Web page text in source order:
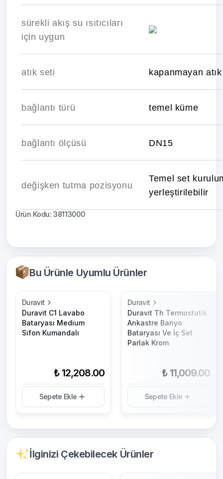
Bu Ürünle Uyumlu Ürünler
Duravit
Duravit C1 Lavabo
Bataryası Medium
Sifon Kumandalı
₺ 12,208.00
Sepete Ekle
Duravit
Duravit Th Termostatik
Ankastre Banyo
Bataryası Ve İç Set
Parlak Krom
₺ 11,009.00
Sepete Ekle
İlginizi Çekebilecek Ürünler
sürekli akış su ısıtıcıları
için uygun
atık seti kapanmayan
bağlantı türü temel küme
bağlantı ölçüsü DN15
değişken tutma pozisyonu
Temel set
yerleştirilebilir
Ürün Kodu: 38113000